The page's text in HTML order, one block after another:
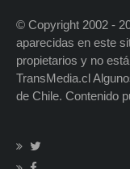
© Copyright 2002 -
aparecidas en este
propietarios y no
TransMedia.cl
de Chile. Contenido